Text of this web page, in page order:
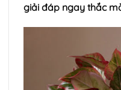
giải đáp ngay thắc